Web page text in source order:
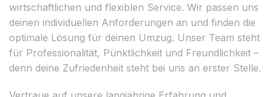
wirtschaftlichen und flexiblen Service. Wir passen uns
deinen individuellen Anforderungen an und finden die
optimale Lösung für deinen Umzug. Unser Team steht
für Professionalität, Pünktlichkeit und Freundlichkeit –
denn deine Zufriedenheit steht bei uns an erster Stelle.